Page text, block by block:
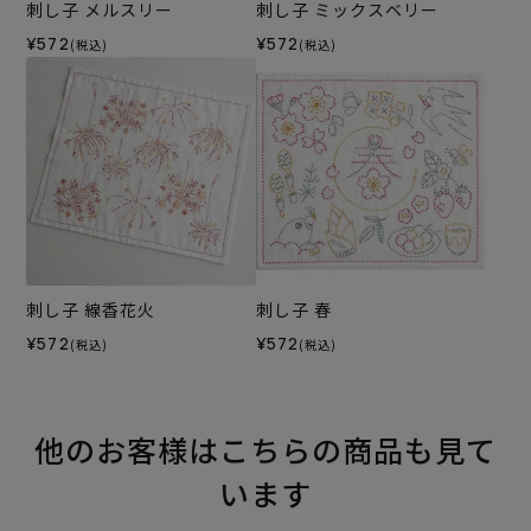
刺し子 メルスリー
¥572 (税込)
刺し子 ミックスベリー
¥572 (税込)
刺し子 線香花火
¥572 (税込)
刺し子 春
¥572 (税込)
他のお客様はこちらの商品も見て
います